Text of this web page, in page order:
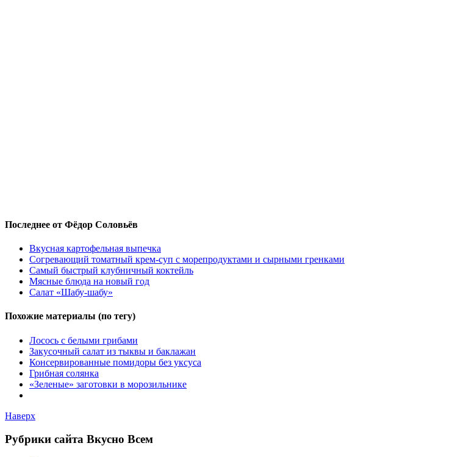
Последнее от Фёдор Соловьёв
Вкусная картофельная выпечка
Согревающий томатный крем-суп с морепродуктами и сырными гренками
Самый быстрый клубничный коктейль
Мясные блюда на новый год
Салат «Шабу-шабу»
Похожие материалы (по тегу)
Лосось с белыми грибами
Закусочный салат из тыквы и баклажан
Консервированные помидоры без уксуса
Грибная солянка
«Зеленые» заготовки в морозильнике
Наверх
Рубрики сайта Вкусно Всем